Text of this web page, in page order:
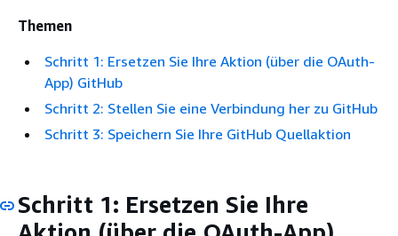
Themen
Schritt 1: Ersetzen Sie Ihre Aktion (über die OAuth-
App) GitHub
Schritt 2: Stellen Sie eine Verbindung her zu GitHub
Schritt 3: Speichern Sie Ihre GitHub Quellaktion
Schritt 1: Ersetzen Sie Ihre